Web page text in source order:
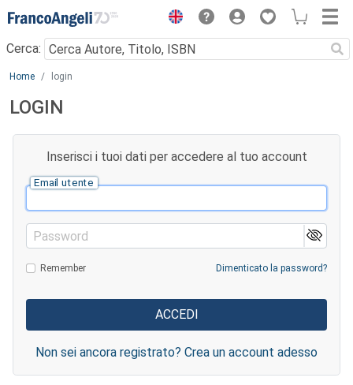
Menu
Cerca:
Main content
Home login
LOGIN
Inserisci i tuoi dati per accedere al tuo account
Email utente
Password
Remember Dimenticato la password?
Non sei ancora registrato? Crea un account adesso